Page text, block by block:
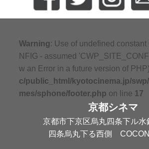
Warning: Use of undefined
NFIG - assumed
w an Error in a future version of
c/public_html/kyotocinema.jp/
mes/sphone/footer.php on line 17
京都シネマ
京都市下京区烏丸四条下ル水
四条烏丸下る西側